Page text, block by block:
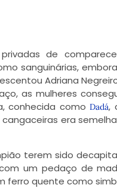
de
sanguinárias,
Adriana
as mulheres
conhecida comoDadá,
era
terem sido
um pedaço de
ferro quente como